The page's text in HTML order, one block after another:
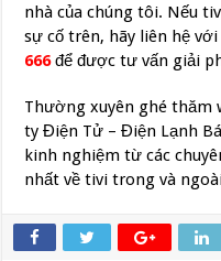
nhà của chúng tôi. Nếu
sự cố trên, hãy liên hệ
666để được tư vấn giải
Thường xuyên ghé thăm
ty Điện Tử – Điện Lạnh
kinh nghiệm từ các
nhất về tivi trong và